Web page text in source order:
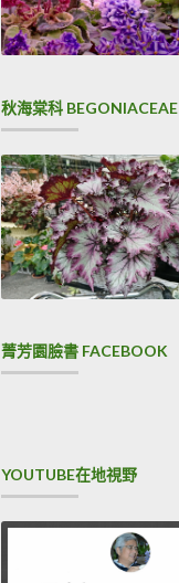
秋海棠科 BEGONIACEAE
菁芳園臉書 FACEBOOK
YOUTUBE在地視野